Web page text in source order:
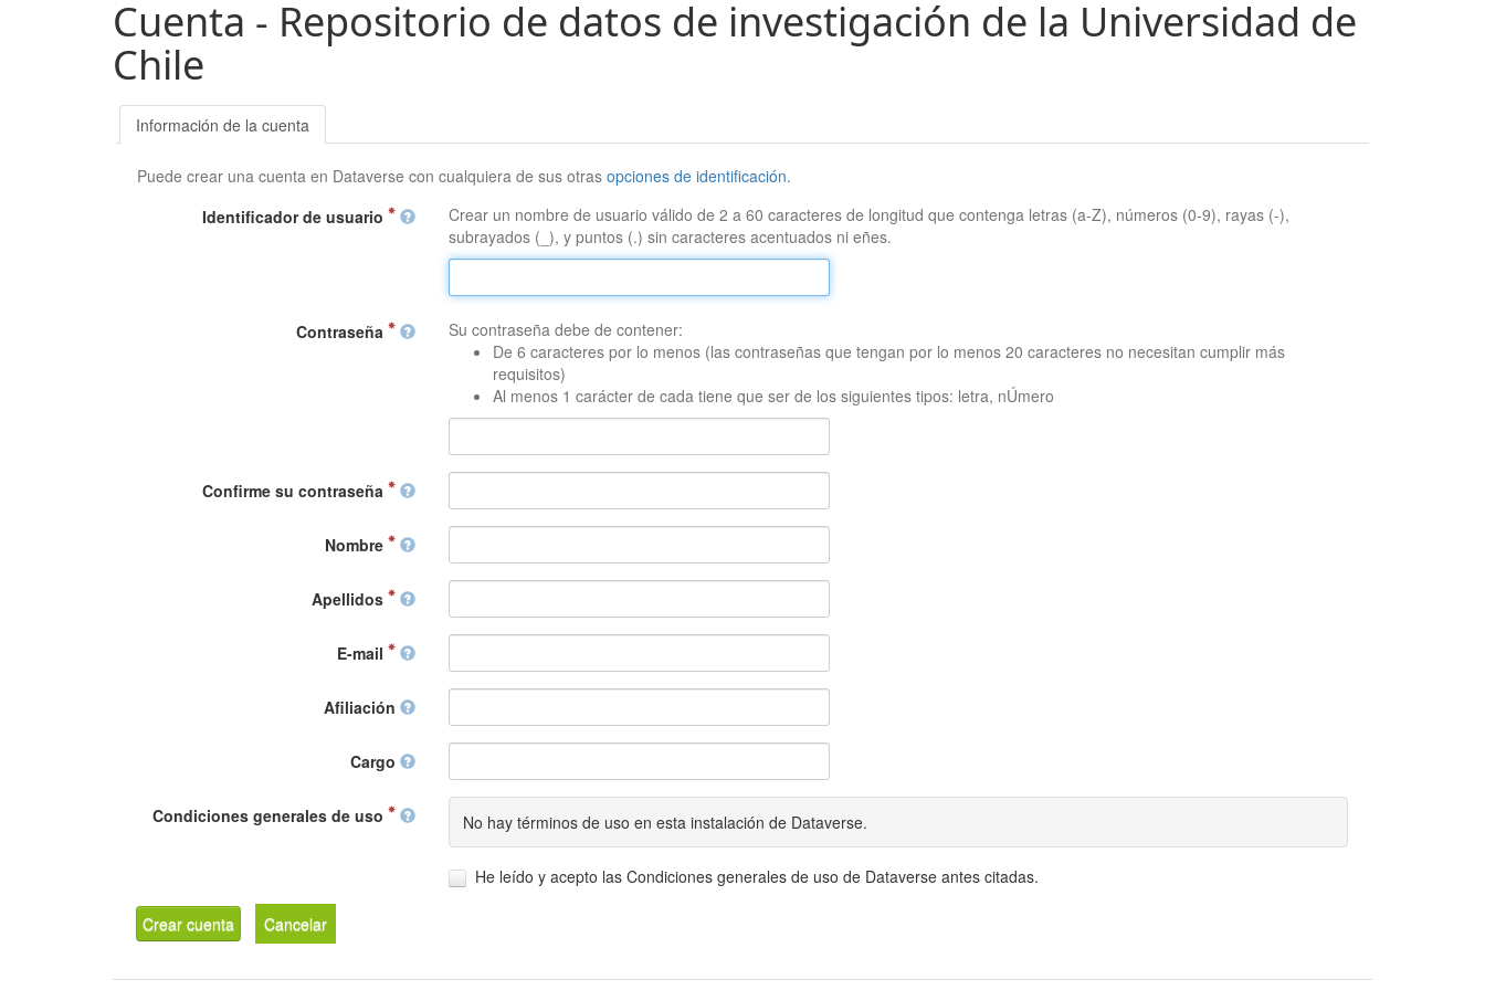
Cuenta - Repositorio de datos de investigación de la Universidad de
Chile
Información de la cuenta
Puede crear una cuenta en Dataverse con cualquiera de sus otrasopciones de identificación.
Identificador de usuario
Crear un nombre de usuario válido de 2 a 60 caracteres de longitud que contenga letras (a-Z), números (0-9), rayas (-),
subrayados (_), y puntos (.) sin caracteres acentuados ni eñes.
Contraseña
Su contraseña debe de contener:
De 6 caracteres por lo menos (las contraseñas que tengan por lo menos 20 caracteres no necesitan cumplir más
requisitos)
Al menos 1 carácter de cada tiene que ser de los siguientes tipos: letra, nÚmero
Confirme su contraseña
Nombre
Apellidos
E-mail
Afiliación
Cargo
Condiciones generales de uso No hay términos de uso en esta instalación de Dataverse.
He leído y acepto las Condiciones generales de uso de Dataverse antes citadas.
Crear cuenta Cancelar